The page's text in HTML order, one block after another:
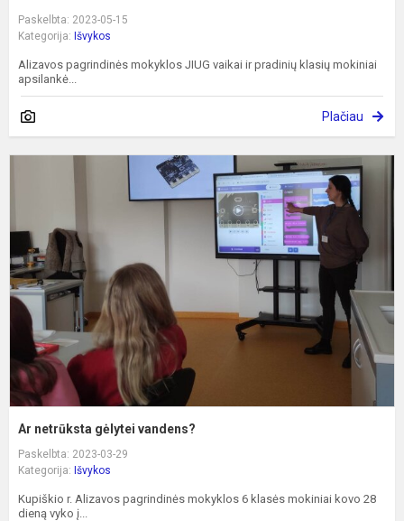
Paskelbta: 2023-05-15
Kategorija: Išvykos
Alizavos pagrindinės mokyklos JIUG vaikai ir pradinių klasių mokiniai
apsilankė...
Plačiau
Ar netrūksta gėlytei vandens?
Paskelbta: 2023-03-29
Kategorija: Išvykos
Kupiškio r. Alizavos pagrindinės mokyklos 6 klasės mokiniai kovo 28
dieną vyko į...